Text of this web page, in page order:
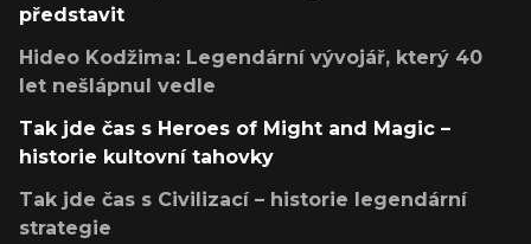
představit
Hideo Kodžima: Legendární vývojář, který 40
let nešlápnul vedle
Tak jde čas s Heroes of Might and Magic –
historie kultovní tahovky
Tak jde čas s Civilizací – historie legendární
strategie